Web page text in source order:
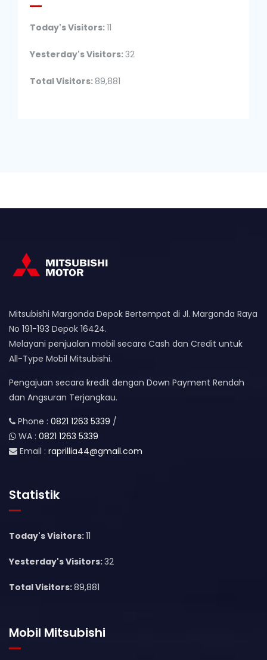
Today's Visitors:11
Yesterday's Visitors:32
Total Visitors: 89,881
Mitsubishi Margonda Depok Bertempat di Jl. Margonda Raya
No 191-193 Depok 16424.
Melayani penjualan mobil secara Cash dan Credit untuk
All-Type Mobil Mitsubishi.
Pengajuan secara kredit dengan Down Payment Rendah
dan Angsuran Terjangkau.
Phone : 0821 1263 5339 /
WA : 0821 1263 5339
Email : raprillia44@gmail.com
Statistik
Today's Visitors:11
Yesterday's Visitors:32
Total Visitors:89,881
Mobil Mitsubishi